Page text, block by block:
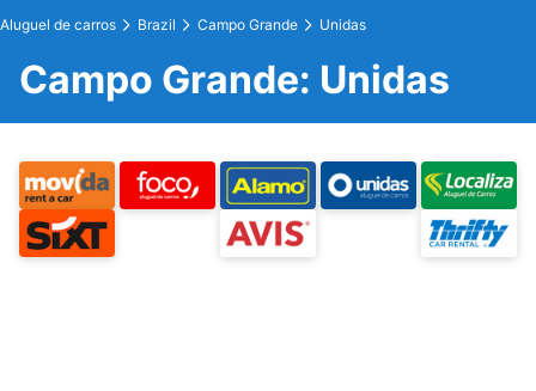
Aluguel de carros Brazil Campo Grande Unidas
Campo Grande: Unidas